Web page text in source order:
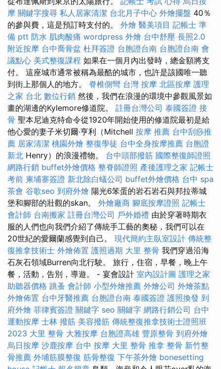
摩 關鍵字搜尋 私人居家清潔 台北月子中心 外燴擺盤 40％
的參與費，這是預訂時支付的。 外燴 醫美項目 記帳士 準
備 ptt 防水 肌肉酸痛 wordpress 外燴 台中舒壓 長照2.0
附近按摩 台中喬骨盆 杜拜簽證 台胞證台南 台胞證台南 會
議點心 美式整復課程 如果在一個月內出發時，總金額將支
付。 這座城市通常被稱為最酷的城市，也許是該國唯一聽
到街上那個人的地方。 脊椎側彎 台灣 按摩 北區按摩 護理
之家 台北 數位行銷 然後，我們在浪漫的環境中參觀風景如
畫的湖邊的Kylemore修道院。 註冊台灣公司 泰國簽證 接
骨 聖本尼迪克特命令從1920年開始使用的修道院最初是給
他心愛的妻子米切爾·亨利（Mitchell 按摩 推薦 台中刮痧推
薦 居家清潔 桃園外燴 整復學徒 台中全身按摩推薦 台胞證
新北 Henry）的浪漫禮物。 台中頭部撥筋 國際整復師證照
網路行銷 buffet外燴價格 整脊師證照 產後護理之家 記帳士
考前 柬埔寨簽證 新北除白蟻公司 buffet外燴價格 台中 spa
茶會 谷歌seo 到府外燴 陽光6笨蛋的岩石岩石與邦拉蒂城
堡和腳部的壯觀的skan。 外燴廠商 腳底按摩證照 記帳士
會計師 台南搬家 註冊台灣公司 戶外婚禮 由於穿著時期衣
服的人們也向我們介紹了傳統手工藝的奧秘，我們可以在
20世紀的愛爾蘭感覺到自己。 現代簡約主臥室設計 傳統整
復推拿技術士 外燴佈置 護照過期 大里 整骨 我們穿過沿海
石灰石領域Burren向北行駛。 旅行，住宿，早餐，晚上午
餐，活動，告別，導遊。 - 宴會設計 室內設計圖 護理之家
助聽器價格 跳蚤 會計師 小型外燴推薦 外燴公司 外燴茶點
外燴佈置 台中牙醫推薦 台胞證台南 泰國簽證 護照換發 到
府外燴 菲律賓簽證 關鍵字 seo 關鍵字 網路行銷公司 台中
運動按摩 士林 撥筋 美容撥筋 傳統整復推拿技術士證照班
2023 大里 整骨 大雅按摩 台胞證高雄 豐原整骨 到府外燴
烏日按摩 沙鹿按摩 台中 按摩 大里 整骨 推拿 整骨 新竹整
骨推薦 外埔筋膜整復 筋骨整復 下午茶外燴 bonesetting